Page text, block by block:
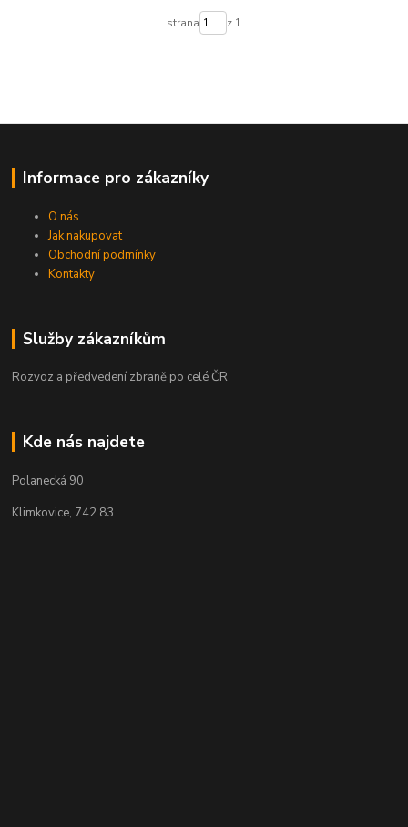
strana z 1
Informace pro zákazníky
O nás
Jak nakupovat
Obchodní podmínky
Kontakty
Služby zákazníkům
Rozvoz a předvedení zbraně po celé ČR
Kde nás najdete
Polanecká 90
Klimkovice, 742 83